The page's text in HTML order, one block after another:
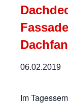
06.02.2019
Im